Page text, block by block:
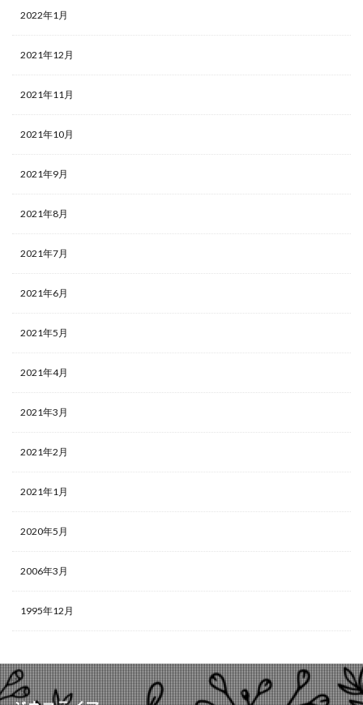
2022年1月
2021年12月
2021年11月
2021年10月
2021年9月
2021年8月
2021年7月
2021年6月
2021年5月
2021年4月
2021年3月
2021年2月
2021年1月
2020年5月
2006年3月
1995年12月